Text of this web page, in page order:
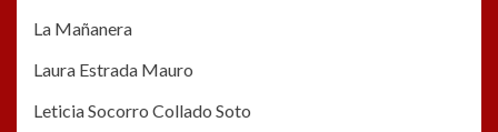
La Mañanera
Laura Estrada Mauro
Leticia Socorro Collado Soto